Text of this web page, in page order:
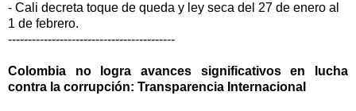
- Cali decreta toque de queda y ley seca del 27 de enero al
1 de febrero.
------------------------------------------
Colombia no logra avances significativos en lucha
contra la corrupción: Transparencia Internacional